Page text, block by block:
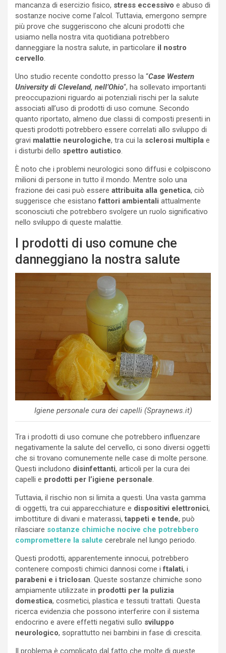
mancanza di esercizio fisico, stress eccessivo e abuso di
sostanze nocive come l’alcol. Tuttavia, emergono sempre
più prove che suggeriscono che alcuni prodotti che
usiamo nella nostra vita quotidiana potrebbero
danneggiare la nostra salute, in particolare il nostro
cervello.
Uno studio recente condotto presso la “Case Western
University di Cleveland, nell’Ohio“, ha sollevato importanti
preoccupazioni riguardo ai potenziali rischi per la salute
associati all’uso di prodotti di uso comune. Secondo
quanto riportato, almeno due classi di composti presenti in
questi prodotti potrebbero essere correlati allo sviluppo di
gravi malattie neurologiche, tra cui la sclerosi multipla e
i disturbi dello spettro autistico.
È noto che i problemi neurologici sono diffusi e colpiscono
milioni di persone in tutto il mondo. Mentre solo una
frazione dei casi può essere attribuita alla genetica, ciò
suggerisce che esistanofattori ambientali attualmente
sconosciuti che potrebbero svolgere un ruolo significativo
nello sviluppo di queste malattie.
I prodotti di uso comune che
danneggiano la nostra salute
Igiene personale cura dei capelli (Spraynews.it)
Tra i prodotti di uso comune che potrebbero influenzare
negativamente la salute del cervello, ci sono diversi oggetti
che si trovano comunemente nelle case di molte persone.
Questi includono disinfettanti, articoli per la cura dei
capelli e prodotti per l’igiene personale.
Tuttavia, il rischio non si limita a questi. Una vasta gamma
di oggetti, tra cui apparecchiature e dispositivi elettronici,
imbottiture di divani e materassi, tappeti e tende, può
rilasciare sostanze chimiche nocive che potrebbero
compromettere la salute cerebrale nel lungo periodo.
Questi prodotti, apparentemente innocui, potrebbero
contenere composti chimici dannosi come iftalati, i
parabeni e i triclosan. Queste sostanze chimiche sono
ampiamente utilizzate in prodotti per la pulizia
domestica, cosmetici, plastica e tessuti trattati. Questa
ricerca evidenzia che possono interferire con il sistema
endocrino e avere effetti negativi sullo sviluppo
neurologico, soprattutto nei bambini in fase di crescita.
Il problema è complicato dal fatto che molte di queste